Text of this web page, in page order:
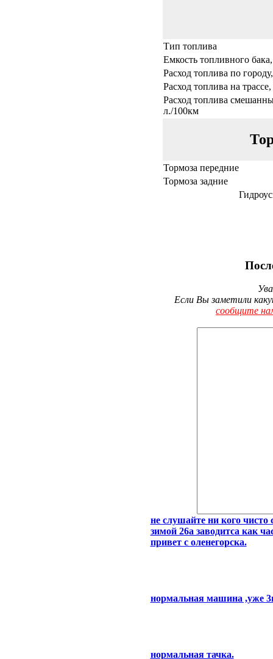
Тип топлива
Емкость топливного
Расход топлива по
Расход топлива на
Расход топлива
л./100км
Тормоза передние
Тормоза задние
Если Вы заметили
сообщите
не слушайте ни кого чисто
зимой 26а заводитса как
привет с оленегорска.
нормальная машина ,уже
нормальная тачка.